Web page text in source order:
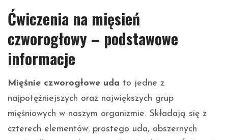
Ćwiczenia na mięsień
czworogłowy – podstawowe
informacje
Mięśnie czworogłowe uda to jedne z
najpotężniejszych oraz największych grup
mięśniowych w naszym organizmie. Składają się z
czterech elementów: prostego uda, obszernych